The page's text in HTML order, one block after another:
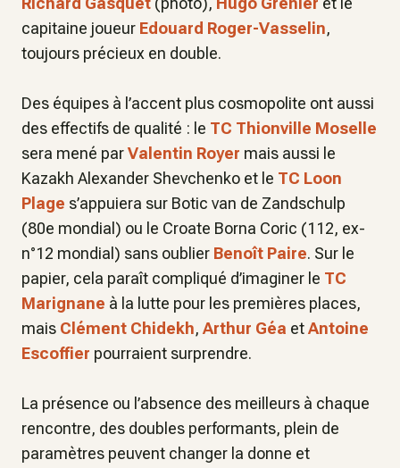
capitaine joueur Edouard Roger-Vasselin,
toujours précieux en double.
Des équipes à l’accent plus cosmopolite ont aussi
des effectifs de qualité : le TC Thionville Moselle
sera mené parValentin Royer mais aussi le
Kazakh Alexander Shevchenko et le TC Loon
Plage s’appuiera sur Botic van de Zandschulp
(80e mondial) ou le Croate Borna Coric (112, ex-
n°12 mondial) sans oublier Benoît Paire. Sur le
papier, cela paraît compliqué d’imaginer le TC
Marignane à la lutte pour les premières places,
mais Clément Chidekh, Arthur Géa etAntoine
Escoffier pourraient surprendre.
La présence ou l’absence des meilleurs à chaque
rencontre, des doubles performants, plein de
paramètres peuvent changer la donne et